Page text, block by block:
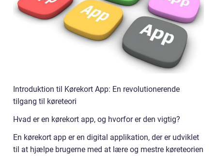
Introduktion til Kørekort App: En revolutionerende
tilgang til køreteori
Hvad er en kørekort app, og hvorfor er den vigtig?
En kørekort app er en digital applikation, der er udviklet
til at hjælpe brugerne med at lære og mestre køreteorien